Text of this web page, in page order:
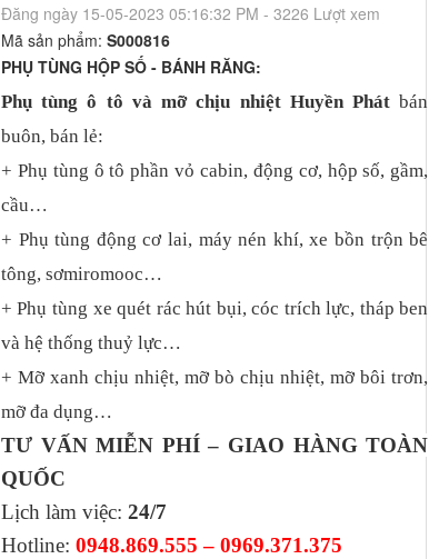
Đăng ngày 15-05-2023 05:16:32 PM - 3226 Lượt xem
Mã sản phẩm: S000816
PHỤ TÙNG HỘP SỐ - BÁNH RĂNG:
Phụ tùng ô tô và mỡ chịu nhiệt Huyền Phátbán
buôn, bán lẻ:
+ Phụ tùng ô tô phần vỏ cabin, động cơ, hộp số, gầm,
cầu…
+ Phụ tùng động cơ lai, máy nén khí, xe bồn trộn bê
tông, sơmiromooc…
+ Phụ tùng xe quét rác hút bụi, cóc trích lực, tháp ben
và hệ thống thuỷ lực…
+ Mỡ xanh chịu nhiệt, mỡ bò chịu nhiệt, mỡ bôi trơn,
mỡ đa dụng…
TƯ VẤN MIỄN PHÍ – GIAO HÀNG TOÀN
QUỐC
Lịch làm việc: 24/7
Hotline: 0948.869.555 – 0969.371.375